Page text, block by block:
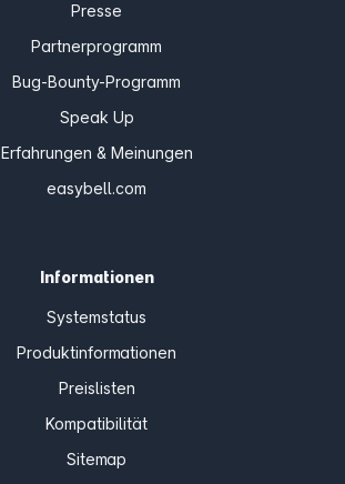
Presse
Partnerprogramm
Bug-Bounty-Programm
Speak Up
Erfahrungen & Meinungen
easybell.com
Informationen
Systemstatus
Produktinformationen
Preislisten
Kompatibilität
Sitemap